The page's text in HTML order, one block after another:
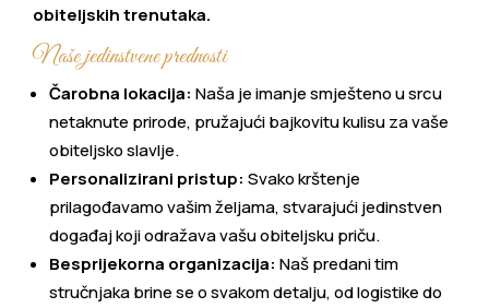
obiteljskih trenutaka.
Naše jedinstvene prednosti
Čarobna lokacija: Naša je imanje smješteno u srcu
netaknute prirode, pružajući bajkovitu kulisu za vaše
obiteljsko slavlje.
Personalizirani pristup: Svako krštenje
prilagođavamo vašim željama, stvarajući jedinstven
događaj koji odražava vašu obiteljsku priču.
Besprijekorna organizacija: Naš predani tim
stručnjaka brine se o svakom detalju, od logistike do